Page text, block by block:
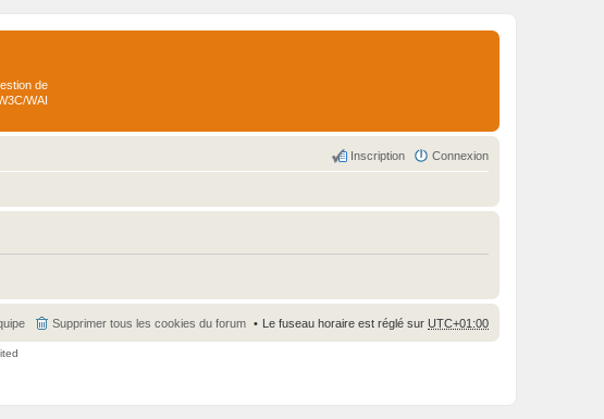
de
WAI
Connexion
Inscription
Le fuseau horaire est réglé sur UTC+01:00
Supprimer tous les cookies du forum